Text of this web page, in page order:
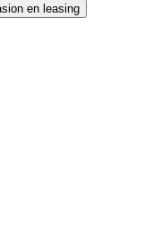
en leasing